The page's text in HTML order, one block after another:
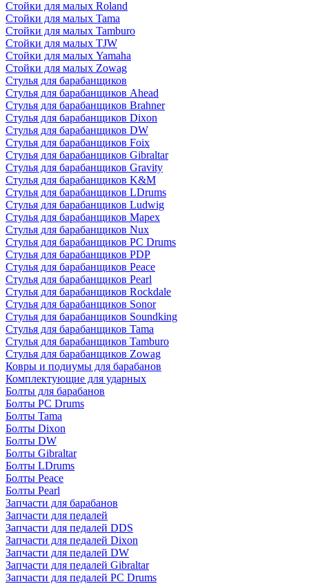
Стойки для малых Roland
Стойки для малых Tama
Стойки для малых Tamburo
Стойки для малых TJW
Стойки для малых Yamaha
Стойки для малых Zowag
Стулья для барабанщиков
Стулья для барабанщиков Ahead
Стулья для барабанщиков Brahner
Стулья для барабанщиков Dixon
Стулья для барабанщиков DW
Стулья для барабанщиков Foix
Стулья для барабанщиков Gibraltar
Стулья для барабанщиков Gravity
Стулья для барабанщиков K&M
Стулья для барабанщиков LDrums
Стулья для барабанщиков Ludwig
Стулья для барабанщиков Mapex
Стулья для барабанщиков Nux
Стулья для барабанщиков PC Drums
Стулья для барабанщиков PDP
Стулья для барабанщиков Peace
Стулья для барабанщиков Pearl
Стулья для барабанщиков Rockdale
Стулья для барабанщиков Sonor
Стулья для барабанщиков Soundking
Стулья для барабанщиков Tama
Стулья для барабанщиков Tamburo
Стулья для барабанщиков Zowag
Ковры и подиумы для барабанов
Комплектующие для ударных
Болты для барабанов
Болты PC Drums
Болты Tama
Болты Dixon
Болты DW
Болты Gibraltar
Болты LDrums
Болты Peace
Болты Pearl
Запчасти для барабанов
Запчасти для педалей
Запчасти для педалей DDS
Запчасти для педалей Dixon
Запчасти для педалей DW
Запчасти для педалей Gibraltar
Запчасти для педалей PC Drums